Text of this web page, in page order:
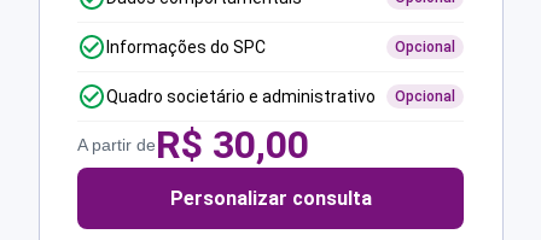
Informações do SPC Opcional
Quadro societário e administrativo Opcional
A partir deR$ 30,00
Personalizar consulta